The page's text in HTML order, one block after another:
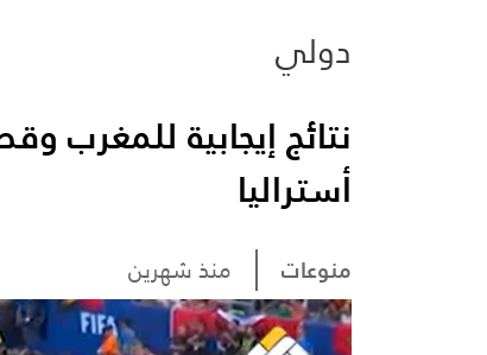
دولي
نتائج إيجابية للمغرب
أستراليا
منوعات منذ شهرين